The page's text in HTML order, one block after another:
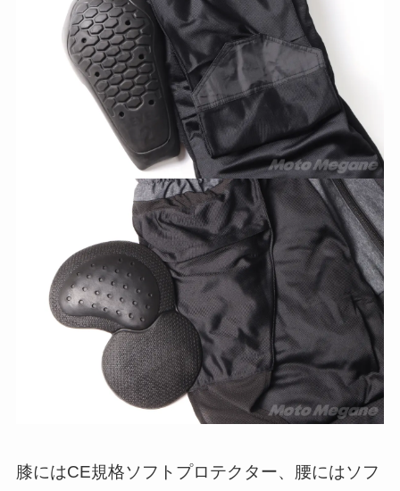
膝にはCE規格ソフトプロテクター、腰にはソフ